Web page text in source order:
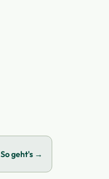
So geht's →